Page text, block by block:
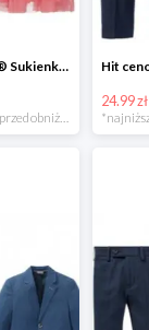
Hit cenowy - LUPILU® Sukienka dziewczęca
24.99 zł